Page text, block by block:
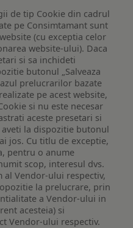
de tip Cookie din cadrul
pe Consimtamant sunt
(cu exceptia celor
website-ului). Daca
si sa inchideti
butonul „Salveaza
prelucrarilor bazate
pe acest website,
si nu este necesar
aceste presetari si
la dispozitie butonul
jos. Cu titlu de exceptie,
pentru o anume
scop, interesul dvs.
Vendor-ului respectiv,
la prelucrare, prin
a Vendor-ului in
acesteia) si
Vendor-ului respectiv.